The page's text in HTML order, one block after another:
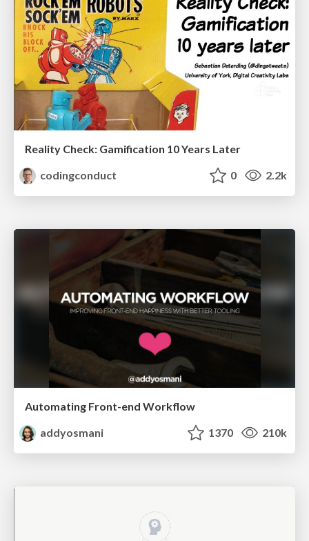
Reality Check: Gamification 10 Years Later
codingconduct
0 2.2k
Automating Front-end Workflow
addyosmani
1370 210k